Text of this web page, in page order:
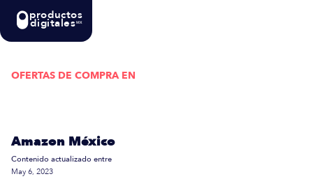
productos
digitalesMX
OFERTAS DE COMPRA EN
Amazon México
Contenido actualizado entre
May 6, 2023